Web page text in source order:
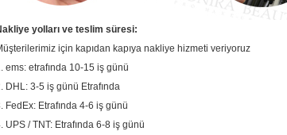
yolları ve teslim süresi:
için kapıdan kapıya nakliye hizmeti veriyoruz
ems: etrafında 10-15 iş günü
DHL: 3-5 iş günü Etrafında
FedEx: Etrafında 4-6 iş günü
UPS / TNT: Etrafında 6-8 iş günü